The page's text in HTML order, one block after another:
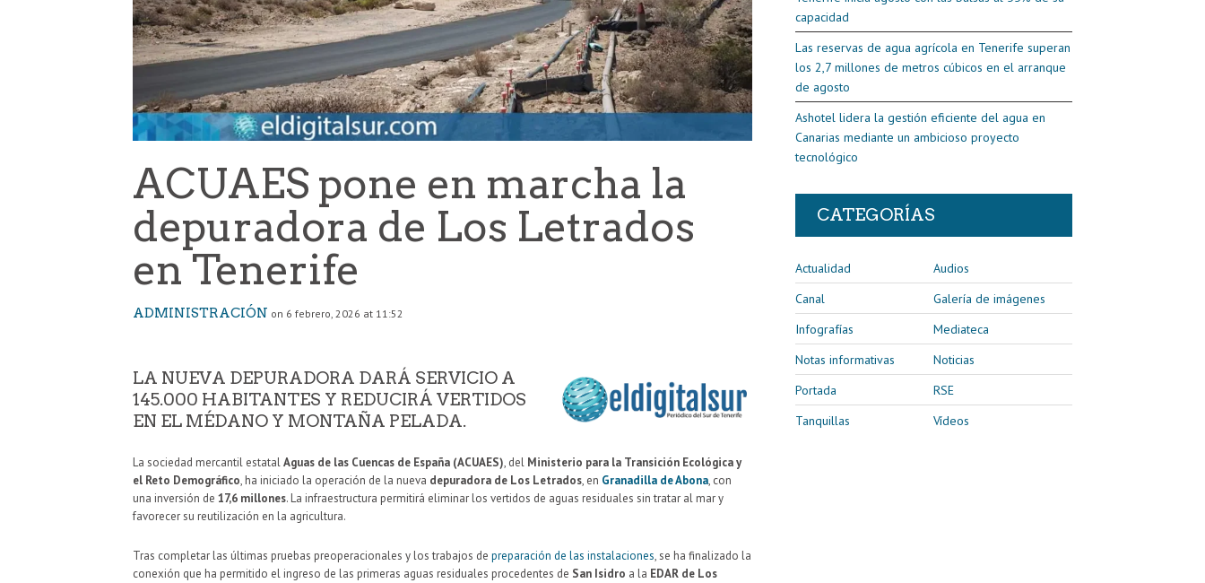
ACUAES pone en marcha la
depuradora de Los Letrados
en Tenerife
ADMINISTRACIÓN on 6 febrero, 2026 at 11:52
LA NUEVA DEPURADORA DARÁ SERVICIO A
145.000 HABITANTES Y REDUCIRÁ VERTIDOS
EN EL MÉDANO Y MONTAÑA PELADA.
La sociedad mercantil estatalAguas de las Cuencas de España (ACUAES), del Ministerio para la Transición Ecológica y
el Reto Demográfico, ha iniciado la operación de la nueva depuradora de Los Letrados, en Granadilla de Abona, con
una inversión de 17,6 millones. La infraestructura permitirá eliminar los vertidos de aguas residuales sin tratar al mar y
favorecer su reutilización en la agricultura.
Tras completar las últimas pruebas preoperacionales y los trabajos de preparación de las instalaciones, se ha finalizado la
conexión que ha permitido el ingreso de las primeras aguas residuales procedentes de San Isidro a la EDAR de Los
capacidad
Las reservas de agua agrícola en Tenerife superan
los 2,7 millones de metros cúbicos en el arranque
de agosto
Ashotel lidera la gestión eficiente del agua en
Canarias mediante un ambicioso proyecto
tecnológico
CATEGORÍAS
Actualidad
Audios
Canal
Galería de imágenes
Infografías
Mediateca
Notas informativas
Noticias
Portada
RSE
Tanquillas
Vídeos